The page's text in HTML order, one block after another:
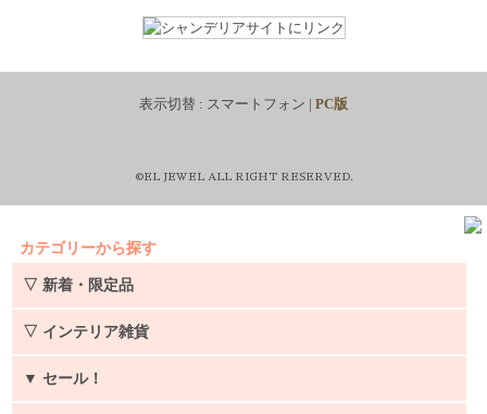
表示切替 : スマートフォン | PC版
©EL JEWEL ALL RIGHT RESERVED.
カテゴリーから探す
▽ 新着・限定品
▽ インテリア雑貨
▼ セール！